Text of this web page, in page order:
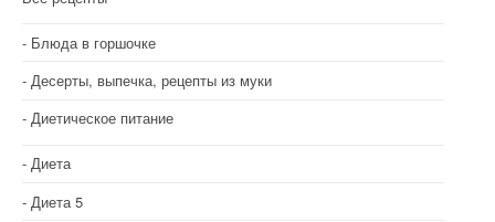
Блюда в горшочке
Десерты, выпечка, рецепты из муки
Диетическое питание
Диета
Диета 5